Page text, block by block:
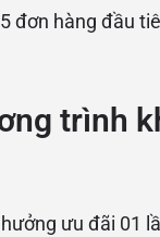
đơn hàng đầu
trình
ưu đãi 01